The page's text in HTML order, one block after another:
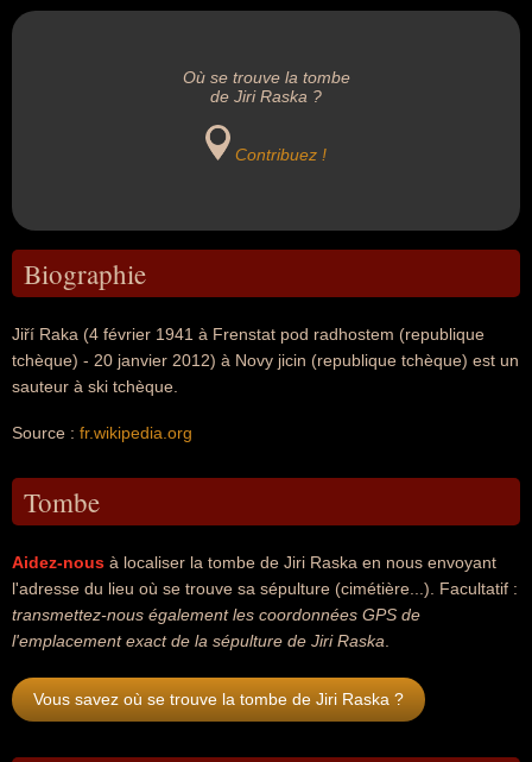
Où se trouve la tombe
de Jiri Raska ?
Contribuez !
Biographie
Jiří Raka (4 février 1941 à Frenstat pod radhostem (republique
tchèque) - 20 janvier 2012) à Novy jicin (republique tchèque) est un
sauteur à ski tchèque.
Source : fr.wikipedia.org
Tombe
Aidez-nous à localiser la tombe de Jiri Raska en nous envoyant
l'adresse du lieu où se trouve sa sépulture (cimétière...). Facultatif :
transmettez-nous également les coordonnées GPS de
l'emplacement exact de la sépulture de Jiri Raska
Vous savez où se trouve la tombe de Jiri Raska ?